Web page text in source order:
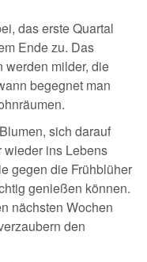
das erste Quartal
Ende zu. Das
werden milder, die
begegnet man
sich darauf
wieder ins Lebens
gegen die Frühblüher
genießen können.
nächsten Wochen
den